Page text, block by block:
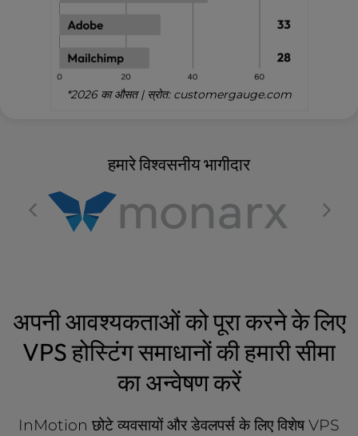
*2026 का औसत | स्रोत: customergauge.com
हमारे विश्वसनीय भागीदार
अपनी आवश्यकताओं को पूरा करने के लिए
VPS होस्टिंग समाधानों की हमारी सीमा
का अन्वेषण करें
InMotion छोटे व्यवसायों और डेवलपर्स के लिए विशेष VPS